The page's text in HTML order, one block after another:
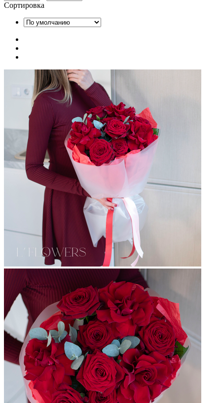
Сортировка